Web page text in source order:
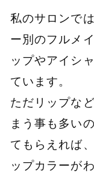
私のサロンで
ー別のフルメ
ップやアイシ
ています。
ただリップな
まう事も多い
てもらえれば
ップカラーが